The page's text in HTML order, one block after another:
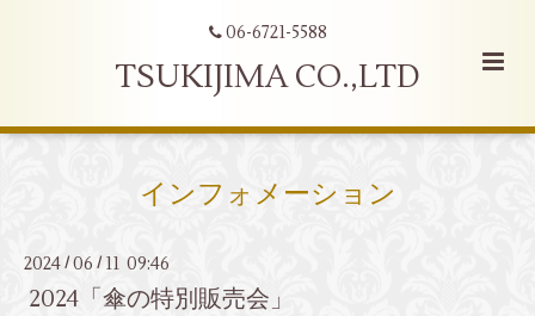
06-6721-5588
TSUKIJIMA CO.,LTD
インフォメーション
2024 /06 / 11 09:46
2024「傘の特別販売会」